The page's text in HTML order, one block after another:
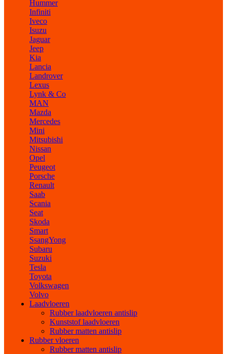
Hummer
Infiniti
Iveco
Isuzu
Jaguar
Jeep
Kia
Lancia
Landrover
Lexus
Lynk & Co
MAN
Mazda
Mercedes
Mini
Mitsubishi
Nissan
Opel
Peugeot
Porsche
Renault
Saab
Scania
Seat
Skoda
Smart
SsangYong
Subaru
Suzuki
Tesla
Toyota
Volkswagen
Volvo
Laadvloeren
Rubber laadvloeren antislip
Kunststof laadvloeren
Rubber matten antislip
Rubber vloeren
Rubber matten antislip